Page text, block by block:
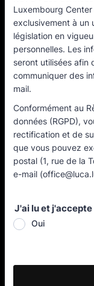
Luxembourg
exclusivement à un
législation en
personnelles. Les
seront utilisées afin
communiquer des
mail.
Conformément au
données (RGPD),
rectification et de
que vous pouvez
postal (1, rue de la
e-mail
J'ai lu et
Oui